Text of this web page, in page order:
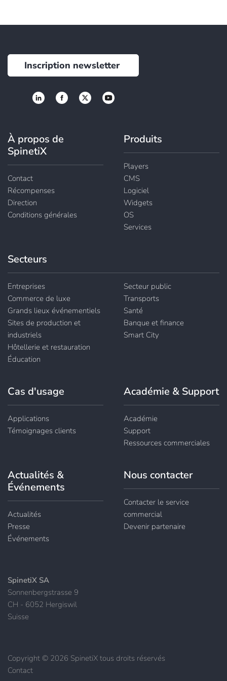
À propos de
SpinetiX
Contact
Récompenses
Direction
Conditions générales
Produits
Players
CMS
Logiciel
Widgets
OS
Services
Secteurs
Entreprises
Commerce de luxe
Grands lieux événementiels
Sites de production et
industriels
Hôtellerie et restauration
Éducation
Secteur public
Transports
Santé
Banque et finance
Smart City
Cas d'usage
Applications
Témoignages clients
Académie & Support
Académie
Support
Ressources commerciales
Actualités &
Événements
Actualités
Presse
Événements
Nous contacter
Contacter le service
commercial
Devenir partenaire
SpinetiX SA
Sonnenbergstrasse 9
CH - 6052 Hergiswil
Suisse
Inscription newsletter
Copyright © 2026 SpinetiX tous droits réservés
|
Contact